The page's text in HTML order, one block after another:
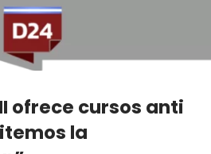
ofrece cursos anti
la